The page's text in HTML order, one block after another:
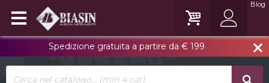
close
Spedizione gratuita a partire da € 199
Blog